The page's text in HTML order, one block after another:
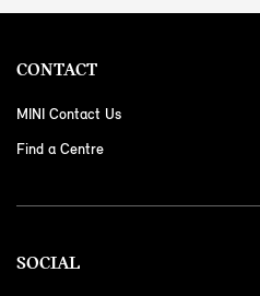
CONTACT
MINI Contact Us
Find a Centre
SOCIAL